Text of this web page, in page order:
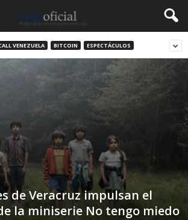
VENEZUELA BITCOIN ESPECTÁCULOS
de Veracruz impulsan el
la miniserie No tengo miedo